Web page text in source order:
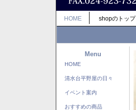
HOME shopのトップ
Menu
HOME
清水台平野屋の日々
イベント案内
おすすめの商品